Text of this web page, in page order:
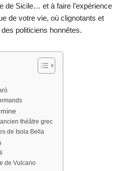
de Sicile… et à faire l’expérience
de votre vie, où clignotants et
politiciens honnêtes.
théâtre grec
de Isola Bella
de Vulcano